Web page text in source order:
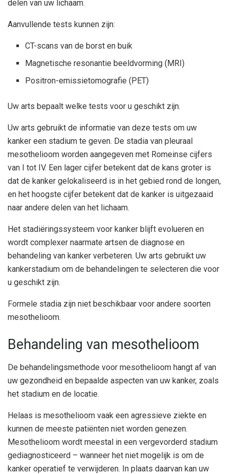
delen van uw lichaam.
Aanvullende tests kunnen zijn:
CT-scans van de borst en buik
Magnetische resonantie beeldvorming (MRI)
Positron-emissietomografie (PET)
Uw arts bepaalt welke tests voor u geschikt zijn.
Uw arts gebruikt de informatie van deze tests om uw
kanker een stadium te geven. De stadia van pleuraal
mesothelioom worden aangegeven met Romeinse cijfers
van I tot IV. Een lager cijfer betekent dat de kans groter is
dat de kanker gelokaliseerd is in het gebied rond de longen,
en het hoogste cijfer betekent dat de kanker is uitgezaaid
naar andere delen van het lichaam.
Het stadiëringssysteem voor kanker blijft evolueren en
wordt complexer naarmate artsen de diagnose en
behandeling van kanker verbeteren. Uw arts gebruikt uw
kankerstadium om de behandelingen te selecteren die voor
u geschikt zijn.
Formele stadia zijn niet beschikbaar voor andere soorten
mesothelioom.
Behandeling van mesothelioom
De behandelingsmethode voor mesothelioom hangt af van
uw gezondheid en bepaalde aspecten van uw kanker, zoals
het stadium en de locatie.
Helaas is mesothelioom vaak een agressieve ziekte en
kunnen de meeste patiënten niet worden genezen.
Mesothelioom wordt meestal in een vergevorderd stadium
gediagnosticeerd – wanneer het niet mogelijk is om de
kanker operatief te verwijderen. In plaats daarvan kan uw